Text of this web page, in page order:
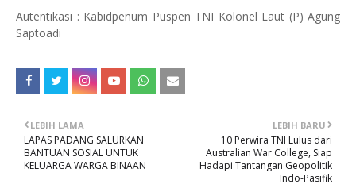
Autentikasi : Kabidpenum Puspen TNI Kolonel Laut (P) Agung
Saptoadi
LEBIH BARU
10 Perwira TNI Lulus dari
Australian War College, Siap
Hadapi Tantangan Geopolitik
Indo-Pasifik
LEBIH LAMA
LAPAS PADANG SALURKAN
BANTUAN SOSIAL UNTUK
KELUARGA WARGA BINAAN